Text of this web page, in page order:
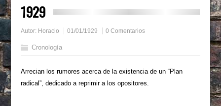
1929
Autor: Horacio 01/01/1929 0 Comentarios
Cronología
Arrecian los rumores acerca de la existencia de un “Plan
radical”, dedicado a reprimir a los opositores.